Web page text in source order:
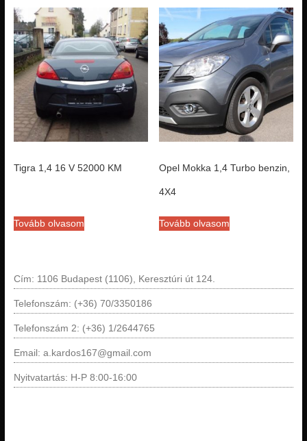
Tigra 1,4 16 V 52000 KM
Tovább olvasom
Opel Mokka 1,4 Turbo benzin,
4X4
Tovább olvasom
Cím: 1106 Budapest (1106), Keresztúri út 124.
Telefonszám: (+36) 70/3350186
Telefonszám 2: (+36) 1/2644765
Email: a.kardos167@gmail.com
Nyitvatartás: H-P 8:00-16:00